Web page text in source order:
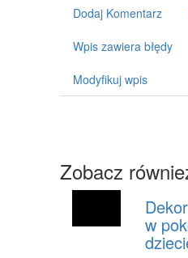
MATERIAŁY
PRZEMYSŁ
Dodaj Komentarz
Wpis zawiera błędy
Modyfikuj wpis
Zobacz
w